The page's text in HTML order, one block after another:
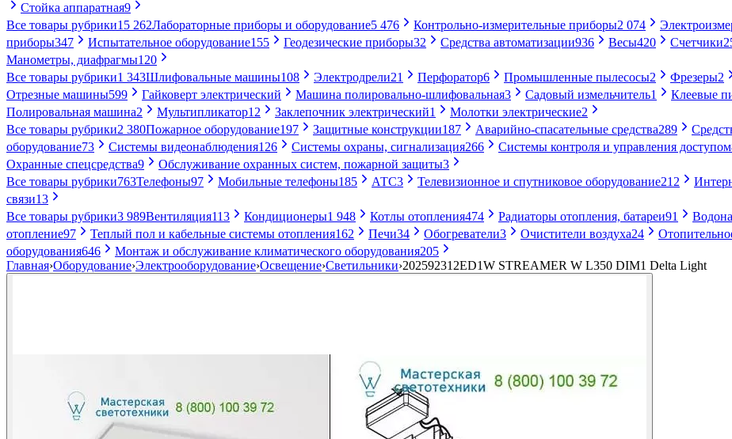
Стойка аппаратная9
Все товары рубрики15 262Лабораторные приборы и оборудование5 476 Контрольно-измерительные приборы2 074
приборы347 Испытательное оборудование155 Геодезические приборы32 Средства автоматизации936 Весы420 Счетчики
Манометры, диафрагмы120
Все товары рубрики1 343Шлифовальные машины108 Электродрели21 Перфоратор6 Промышленные пылесосы2 Фрезеры2
Отрезные машины599 Гайковерт электрический Машина полировально-шлифовальная3 Садовый измельчитель1 Клеевые
Полировальная машина2 Мультипликатор12 Заклепочник электрический1 Молотки электрические2
Все товары рубрики2 380Пожарное оборудование197 Защитные конструкции187 Аварийно-спасательные средства289
оборудование73 Системы видеонаблюдения126 Системы охраны, сигнализация266 Системы контроля и управления доступом
Охранные спецсредства9 Обслуживание охранных систем, пожарной защиты3
Все товары рубрики763Телефоны97 Мобильные телефоны185 АТС3 Телевизионное и спутниковое оборудование212
связи13
Все товары рубрики3 989Вентиляция113 Кондиционеры1 948 Котлы отопления474 Радиаторы отопления, батареи91
отопление97 Теплый пол и кабельные системы отопления162 Печи34 Обогреватели3 Очистители воздуха24
оборудования646 Монтаж и обслуживание климатического оборудования205
Главная›Оборудование›Электрооборудование›Освещение›Светильники›202592312ED1W STREAMER W L350 DIM1 Delta Light